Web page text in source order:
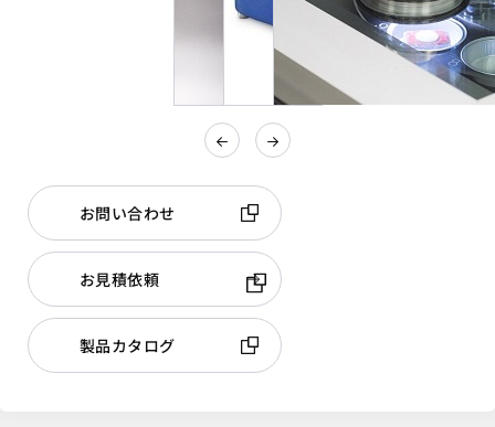
お問い合わせ
お見積依頼
製品カタログ